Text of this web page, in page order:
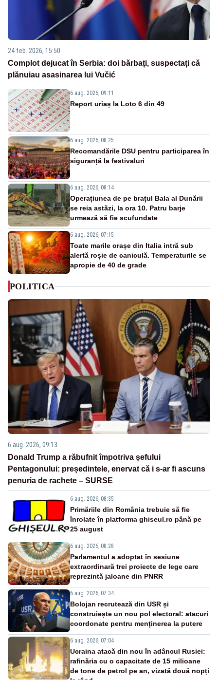
24 feb. 2026, 15:50
Complot dejucat în Serbia: doi bărbați, suspectați că
plănuiau asasinarea lui Vučić
6 aug. 2026, 09:11
Report uriaș la Loto 6 din 49
6 aug. 2026, 08:25
Recomandările DSU pentru participarea în
siguranță la festivaluri
6 aug. 2026, 08:14
Operațiunea de pe brațul Bala al Dunării
se reia astăzi, la ora 10. Patru barje
urmează să fie scufundate
6 aug. 2026, 07:15
Toate marile orașe din Italia intră sub
alertă roșie de caniculă. Temperaturile se
apropie de 40 de grade
POLITICA
6 aug. 2026, 09:13
Donald Trump a răbufnit împotriva șefului
Pentagonului: președintele, enervat că i s-ar fi ascuns
penuria de rachete – SURSE
6 aug. 2026, 08:35
Primăriile din România trebuie să fie
înrolate în platforma ghiseul.ro până pe
25 august
6 aug. 2026, 08:28
Parlamentul a adoptat în sesiune
extraordinară trei proiecte de lege care
reprezintă jaloane din PNRR
6 aug. 2026, 07:34
Bolojan recrutează din USR și
construiește un nou pol electoral: atacuri
coordonate pentru menținerea la putere
6 aug. 2026, 07:04
Ucraina atacă din nou în adâncul Rusiei:
rafinăria cu o capacitate de 15 milioane
de tone de petrol pe an, vizată două nopți